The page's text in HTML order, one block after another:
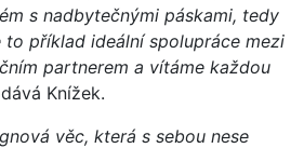
s nadbytečnými páskami, tedy
to příklad ideální spolupráce mezi
partnerem a vítáme každou
Knížek.
věc, která s sebou nese